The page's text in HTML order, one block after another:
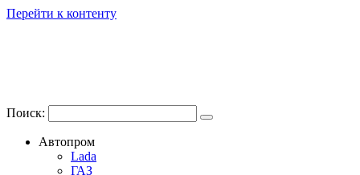
Перейти к контенту
Поиск:
Автопром
Lada
ГАЗ